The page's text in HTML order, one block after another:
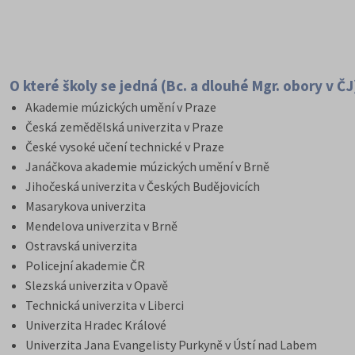
O které školy se jedná (Bc. a dlouhé Mgr. obory v
Akademie múzických umění v Praze
Česká zemědělská univerzita v Praze
České vysoké učení technické v Praze
Janáčkova akademie múzických umění v Brně
Jihočeská univerzita v Českých Budějovicích
Masarykova univerzita
Mendelova univerzita v Brně
Ostravská univerzita
Policejní akademie ČR
Slezská univerzita v Opavě
Technická univerzita v Liberci
Univerzita Hradec Králové
Univerzita Jana Evangelisty Purkyně v Ústí nad Labem